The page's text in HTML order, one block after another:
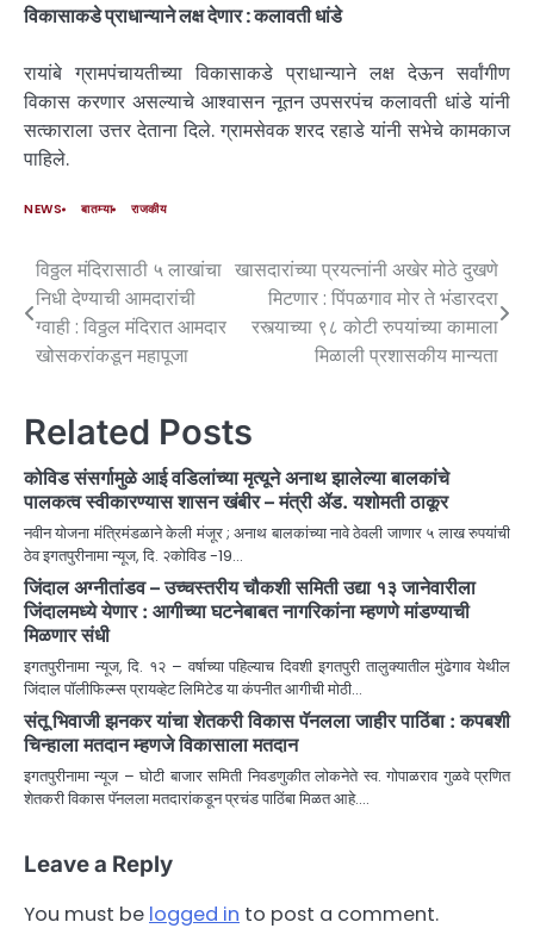
विकासाकडे प्राधान्याने लक्ष देणार : कलावती धांडे
रायांबे ग्रामपंचायतीच्या विकासाकडे प्राधान्याने लक्ष देऊन सर्वांगीण
विकास करणार असल्याचे आश्वासन नूतन उपसरपंच कलावती धांडे यांनी
सत्काराला उत्तर देताना दिले. ग्रामसेवक शरद रहाडे यांनी सभेचे कामकाज
पाहिले.
NEWS बातम्या राजकीय
विठ्ठल मंदिरासाठी ५ लाखांचा
निधी देण्याची आमदारांची
ग्वाही : विठ्ठल मंदिरात आमदार
खोसकरांकडून महापूजा
खासदारांच्या प्रयत्नांनी अखेर मोठे दुखणे
मिटणार : पिंपळगाव मोर ते भंडारदरा
रस्त्याच्या ९८ कोटी रुपयांच्या कामाला
मिळाली प्रशासकीय मान्यता
Related Posts
कोविड संसर्गामुळे आई वडिलांच्या मृत्यूने अनाथ झालेल्या बालकांचे
पालकत्व स्वीकारण्यास शासन खंबीर – मंत्री ॲड. यशोमती ठाकूर
नवीन योजना मंत्रिमंडळाने केली मंजूर ; अनाथ बालकांच्या नावे ठेवली जाणार ५ लाख रुपयांची
ठेव इगतपुरीनामा न्यूज, दि. २कोविड -19…
जिंदाल अग्नीतांडव – उच्चस्तरीय चौकशी समिती उद्या १३ जानेवारीला
जिंदालमध्ये येणार : आगीच्या घटनेबाबत नागरिकांना म्हणणे मांडण्याची
मिळणार संधी
इगतपुरीनामा न्यूज, दि. १२ – वर्षाच्या पहिल्याच दिवशी इगतपुरी तालुक्यातील मुंढेगाव येथील
जिंदाल पॉलीफिल्म्स प्रायव्हेट लिमिटेड या कंपनीत आगीची मोठी…
संतू भिवाजी झनकर यांचा शेतकरी विकास पॅनलला जाहीर पाठिंबा : कपबशी
चिन्हाला मतदान म्हणजे विकासाला मतदान
इगतपुरीनामा न्यूज – घोटी बाजार समिती निवडणुकीत लोकनेते स्व. गोपाळराव गुळवे प्रणित
शेतकरी विकास पॅनलला मतदारांकडून प्रचंड पाठिंबा मिळत आहे.…
Leave a Reply
You must be logged in to post a comment.